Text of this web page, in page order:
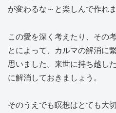
が変わるな～と楽しんで作れま
この愛を深く考えたり、その
とによって、カルマの解消に
思いました。来世に持ち越し
に解消しておきましょう。
そのうえでも瞑想はとても大切